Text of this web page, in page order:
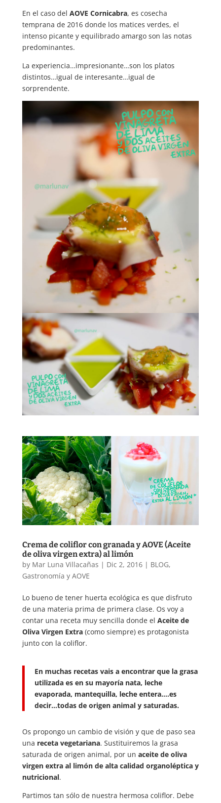
En el caso del AOVE Cornicabra, es cosecha
temprana de 2016 donde los matices verdes, el
intenso picante y equilibrado amargo son las notas
predominantes.
La experiencia…impresionante…son los platos
distintos…igual de interesante…igual de
sorprendente.
Crema de coliflor con granada y AOVE (Aceite
de oliva virgen extra) al limón
by Mar Luna Villacañas | Dic 2, 2016| BLOG,
Gastronomía y AOVE
Lo bueno de tener huerta ecológica es que disfruto
de una materia prima de primera clase. Os voy a
contar una receta muy sencilla donde el Aceite de
Oliva Virgen Extra(como siempre) es protagonista
junto con la coliflor.
En muchas recetas vais a encontrar que la grasa
utilizada es en su mayoría nata, leche
evaporada, mantequilla, leche entera….es
decir…todas de origen animal y saturadas.
Os propongo un cambio de visión y que de paso sea
una receta vegetariana. Sustituiremos la grasa
saturada de origen animal, por un aceite de oliva
virgen extra al limón de alta calidad organoléptica y
nutricional.
Partimos tan sólo de nuestra hermosa coliflor. Debe